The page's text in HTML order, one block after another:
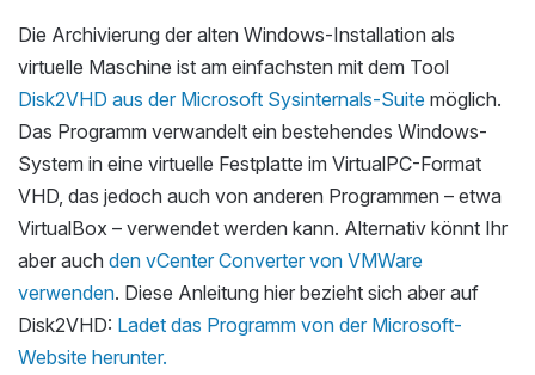
Die Archivierung der alten Windows-Installation als
virtuelle Maschine ist am einfachsten mit dem Tool
Disk2VHD aus der Microsoft Sysinternals-Suite möglich.
Das Programm verwandelt ein bestehendes Windows-
System in eine virtuelle Festplatte im VirtualPC-Format
VHD, das jedoch auch von anderen Programmen – etwa
VirtualBox – verwendet werden kann. Alternativ könnt Ihr
aber auch den vCenter Converter von VMWare
verwenden. Diese Anleitung hier bezieht sich aber auf
Disk2VHD: Ladet das Programm von der Microsoft-
Website herunter.